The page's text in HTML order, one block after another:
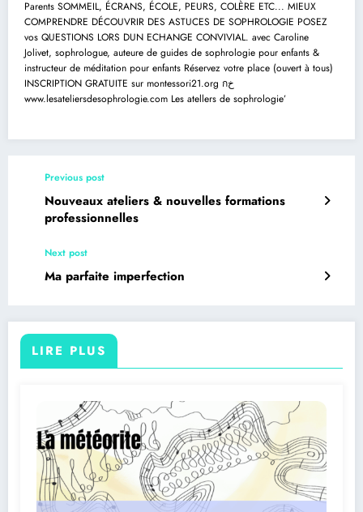
Previous post
Nouveaux ateliers & nouvelles formations
professionnelles
Next post
Ma parfaite imperfection
LIRE PLUS